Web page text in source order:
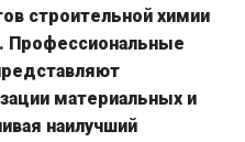
строительной химии
Профессиональные
материальных и
наилучший